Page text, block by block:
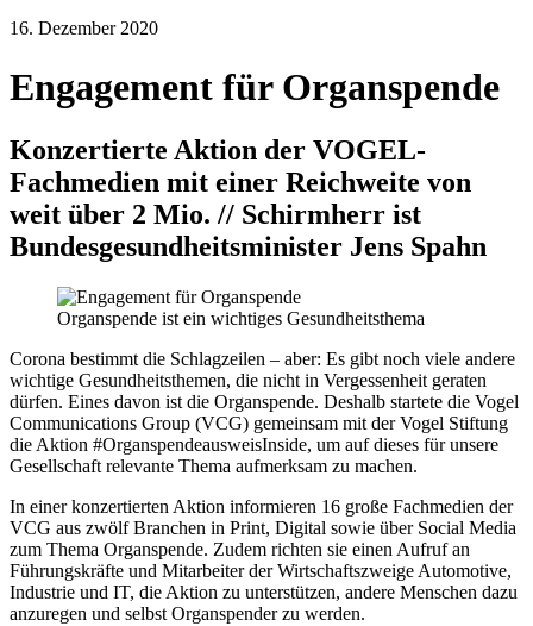
16. Dezember 2020
Engagement für Organspende
Konzertierte Aktion der VOGEL-
Fachmedien mit einer Reichweite von
weit über 2 Mio. // Schirmherr ist
Bundesgesundheitsminister Jens Spahn
Organspende ist ein wichtiges Gesundheitsthema
Corona bestimmt die Schlagzeilen – aber: Es gibt noch viele andere
wichtige Gesundheitsthemen, die nicht in Vergessenheit geraten
dürfen. Eines davon ist die Organspende. Deshalb startete die Vogel
Communications Group (VCG) gemeinsam mit der Vogel Stiftung
die Aktion #OrganspendeausweisInside, um auf dieses für unsere
Gesellschaft relevante Thema aufmerksam zu machen.
In einer konzertierten Aktion informieren 16 große Fachmedien der
VCG aus zwölf Branchen in Print, Digital sowie über Social Media
zum Thema Organspende. Zudem richten sie einen Aufruf an
Führungskräfte und Mitarbeiter der Wirtschaftszweige Automotive,
Industrie und IT, die Aktion zu unterstützen, andere Menschen dazu
anzuregen und selbst Organspender zu werden.